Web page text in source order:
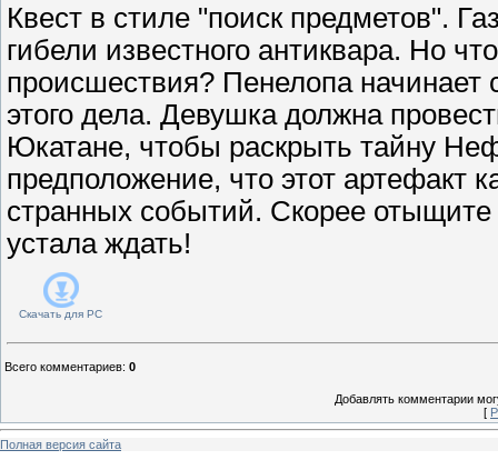
Квест в стиле "поиск предметов".
гибели известного антиквара. Но
происшествия? Пенелопа начинает
этого дела. Девушка должна
Юкатане, чтобы раскрыть тайну
предположение, что этот артефакт
странных событий. Скорее
устала ждать!
Скачать для PC
Всего комментариев: 0
Добавлять комментарии
[
Полная версия сайта